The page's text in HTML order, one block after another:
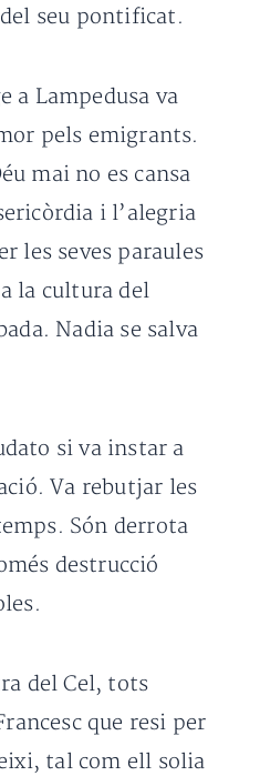
seu pontificat.
a Lampedusa va
pels emigrants.
mai no es cansa
i l’alegria
les seves paraules
la cultura del
Nadia se salva
si va instar a
Va rebutjar les
Són derrota
destrucció
del Cel, tots
que resi per
tal com ell solia